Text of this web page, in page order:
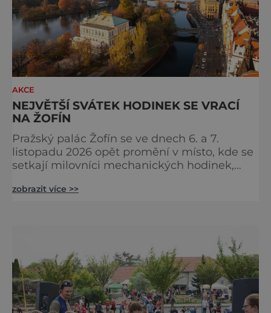
AKCE
NEJVĚTŠÍ SVÁTEK HODINEK SE VRACÍ
NA ŽOFÍN
Pražský palác Žofín se ve dnech 6. a 7.
listopadu 2026 opět promění v místo, kde se
setkají milovníci mechanických hodinek,
nejvýznamnějších světových značek.
loňskou výstavu navštívilo více než 4 200
návštěvníků. SEW si během let vybudoval
pověst jed
zobrazit více >>